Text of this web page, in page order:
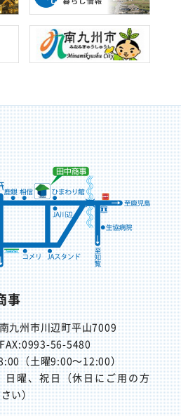
事
九州市川辺町平山7009
56-5480
（土曜9:00～12:00）
日曜、祝日（休日にご用の方
い）